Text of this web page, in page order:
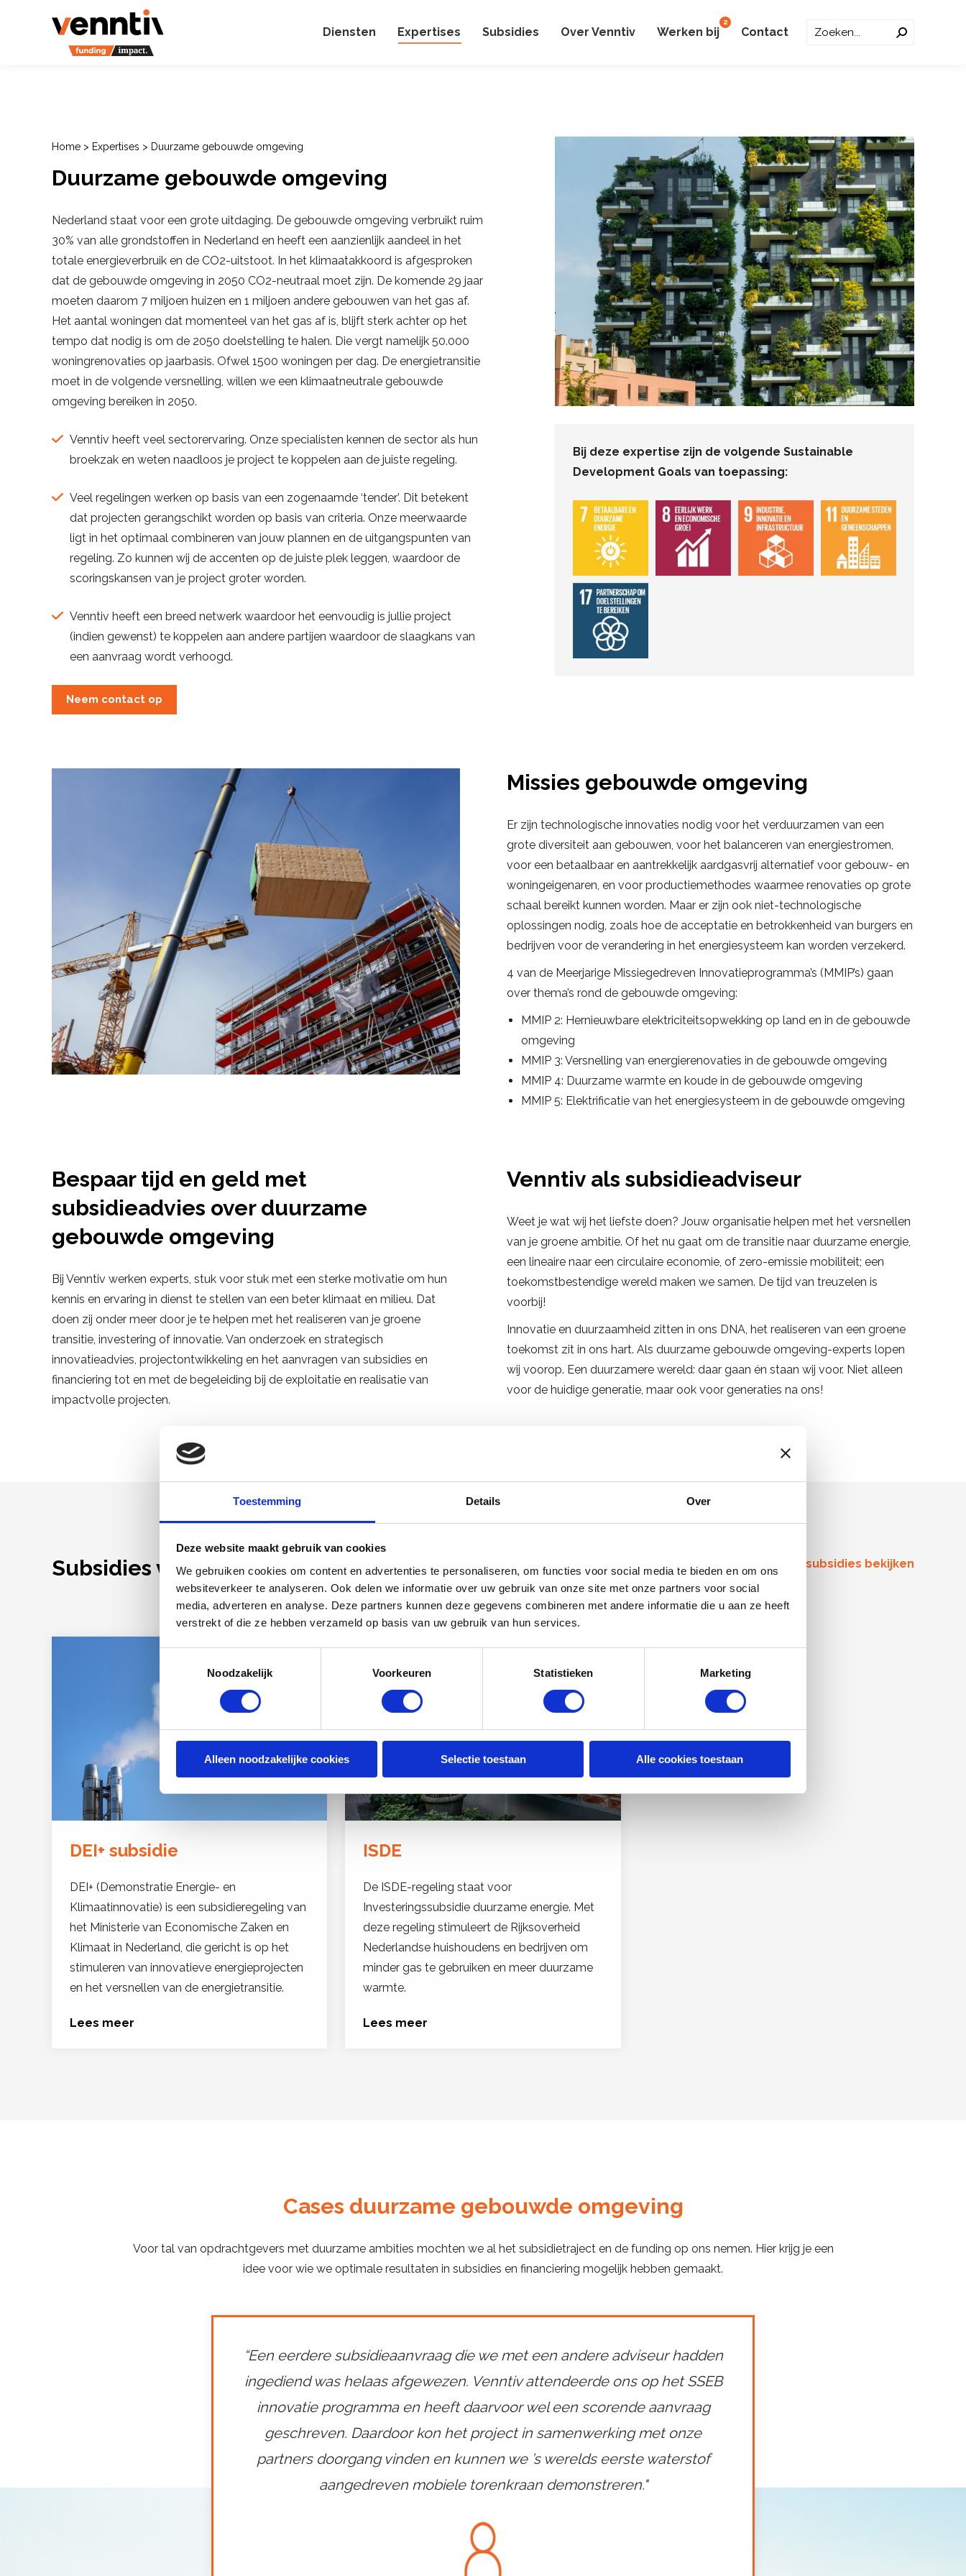
Toestemming Details Over
Deze website maakt gebruik van cookies
We gebruiken cookies om content en advertenties te personaliseren, om functies voor social media te bieden en om ons
websiteverkeer te analyseren. Ook delen we informatie over uw gebruik van onze site met onze partners voor social
media, adverteren en analyse. Deze partners kunnen deze gegevens combineren met andere informatie die u aan ze heeft
verstrekt of die ze hebben verzameld op basis van uw gebruik van hun services.
Noodzakelijk
Voorkeuren Statistieken Marketing
Alleen noodzakelijke cookies Selectie toestaan Alle cookies toestaan
Diensten Expertises Subsidies Over Venntiv Werken bij
2
Contact Zoeken:
Home > Expertises > Duurzame gebouwde omgeving
Duurzame gebouwde omgeving
Nederland staat voor een grote uitdaging. De gebouwde omgeving verbruikt ruim
30% van alle grondstoffen in Nederland en heeft een aanzienlijk aandeel in het
totale energieverbruik en de CO2-uitstoot. In het klimaatakkoord is afgesproken
dat de gebouwde omgeving in 2050 CO2-neutraal moet zijn. De komende 29 jaar
moeten daarom 7 miljoen huizen en 1 miljoen andere gebouwen van het gas af.
Het aantal woningen dat momenteel van het gas af is, blijft sterk achter op het
tempo dat nodig is om de 2050 doelstelling te halen. Die vergt namelijk 50.000
woningrenovaties op jaarbasis. Ofwel 1500 woningen per dag. De energietransitie
moet in de volgende versnelling, willen we een klimaatneutrale gebouwde
omgeving bereiken in 2050.
Venntiv heeft veel sectorervaring. Onze specialisten kennen de sector als hun
broekzak en weten naadloos je project te koppelen aan de juiste regeling.
Veel regelingen werken op basis van een zogenaamde ‘tender’. Dit betekent
dat projecten gerangschikt worden op basis van criteria. Onze meerwaarde
ligt in het optimaal combineren van jouw plannen en de uitgangspunten van
regeling. Zo kunnen wij de accenten op de juiste plek leggen, waardoor de
scoringskansen van je project groter worden.
Venntiv heeft een breed netwerk waardoor het eenvoudig is jullie project
(indien gewenst) te koppelen aan andere partijen waardoor de slaagkans van
een aanvraag wordt verhoogd.
Neem contact op
Bij deze expertise zijn de volgende Sustainable
Development Goals van toepassing:
Missies gebouwde omgeving
Er zijn technologische innovaties nodig voor het verduurzamen van een
grote diversiteit aan gebouwen, voor het balanceren van energiestromen,
voor een betaalbaar en aantrekkelijk aardgasvrij alternatief voor gebouw- en
woningeigenaren, en voor productiemethodes waarmee renovaties op grote
schaal bereikt kunnen worden. Maar er zijn ook niet-technologische
oplossingen nodig, zoals hoe de acceptatie en betrokkenheid van burgers en
bedrijven voor de verandering in het energiesysteem kan worden verzekerd.
4 van de Meerjarige Missiegedreven Innovatieprogramma’s (MMIP’s) gaan
over thema’s rond de gebouwde omgeving:
MMIP 2: Hernieuwbare elektriciteitsopwekking op land en in de gebouwde
omgeving
MMIP 3: Versnelling van energierenovaties in de gebouwde omgeving
MMIP 4: Duurzame warmte en koude in de gebouwde omgeving
MMIP 5: Elektrificatie van het energiesysteem in de gebouwde omgeving
Bespaar tijd en geld met
subsidieadvies over duurzame
gebouwde omgeving
Bij Venntiv werken experts, stuk voor stuk met een sterke motivatie om hun
kennis en ervaring in dienst te stellen van een beter klimaat en milieu. Dat
doen zij onder meer door je te helpen met het realiseren van je groene
transitie, investering of innovatie. Van onderzoek en strategisch
innovatieadvies, projectontwikkeling en het aanvragen van subsidies en
financiering tot en met de begeleiding bij de exploitatie en realisatie van
impactvolle projecten.
Venntiv als subsidieadviseur
Weet je wat wij het liefste doen? Jouw organisatie helpen met het versnellen
van je groene ambitie. Of het nu gaat om de transitie naar duurzame energie,
een lineaire naar een circulaire economie, of zero-emissie mobiliteit; een
toekomstbestendige wereld maken we samen. De tijd van treuzelen is
voorbij!
Innovatie en duurzaamheid zitten in ons DNA, het realiseren van een groene
toekomst zit in ons hart. Als duurzame gebouwde omgeving-experts lopen
wij voorop. Een duurzamere wereld: daar gaan én staan wij voor. Niet alleen
voor de huidige generatie, maar ook voor generaties na ons!
Subsidies voor duurzame gebouwde omgeving Overzicht subsidies bekijken
DEI+ subsidie
DEI+ (Demonstratie Energie- en
Klimaatinnovatie) is een subsidieregeling van
het Ministerie van Economische Zaken en
Klimaat in Nederland, die gericht is op het
stimuleren van innovatieve energieprojecten
en het versnellen van de energietransitie.
Lees meer
ISDE
De ISDE-regeling staat voor
Investeringssubsidie duurzame energie. Met
deze regeling stimuleert de Rijksoverheid
Nederlandse huishoudens en bedrijven om
minder gas te gebruiken en meer duurzame
warmte.
Lees meer
Cases duurzame gebouwde omgeving
Voor tal van opdrachtgevers met duurzame ambities mochten we al het subsidietraject en de funding op ons nemen. Hier krijg je een
idee voor wie we optimale resultaten in subsidies en financiering mogelijk hebben gemaakt.
“Een eerdere subsidieaanvraag die we met een andere adviseur hadden
ingediend was helaas afgewezen. Venntiv attendeerde ons op het SSEB
innovatie programma en heeft daarvoor wel een scorende aanvraag
geschreven. Daardoor kon het project in samenwerking met onze
partners doorgang vinden en kunnen we ’s werelds eerste waterstof
aangedreven mobiele torenkraan demonstreren."